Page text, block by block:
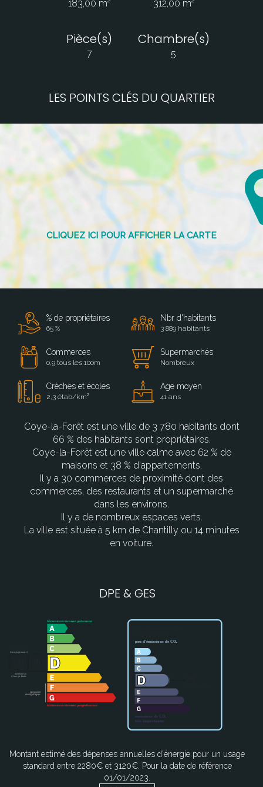
183,00 m² 312,00 m²
Pièce(s)
7
Chambre(s)
5
LES POINTS CLÉS DU QUARTIER
% de propriétaires
65 %
Nbr d'habitants
3 889 habitants
Commerces
0,9 tous les 100m
Supermarchés
Nombreux
Crèches et écoles
2,3 étab/km²
Age moyen
41 ans
Coye-la-Forêt est une ville de 3 780 habitants dont
66 % des habitants sont propriétaires.
Coye-la-Forêt est une ville calme avec 62 % de
maisons et 38 % d'appartements.
Il y a 30 commerces de proximité dont des
commerces, des restaurants et un supermarché
dans les environs.
Il y a de nombreux espaces verts.
La ville est située à 5 km de Chantilly ou 14 minutes
en voiture.
DPE & GES
Montant estimé des dépenses annuelles d'énergie pour un usage
standard entre 2280€ et 3120€. Pour la date de référence
01/01/2023.